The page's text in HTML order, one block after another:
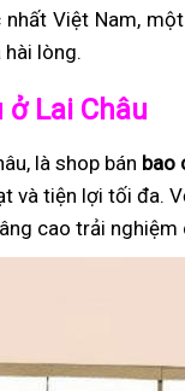
Việt Nam, một
lòng.
Lai Châu
là shop bán bao
tiện lợi tối đa.
cao trải nghiệm